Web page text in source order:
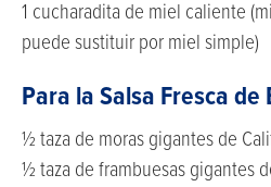
1 cucharadita de miel caliente
puede sustituir por miel simple)
Para la Salsa Fresca de
½ taza de moras gigantes de
½ taza de frambuesas gigantes